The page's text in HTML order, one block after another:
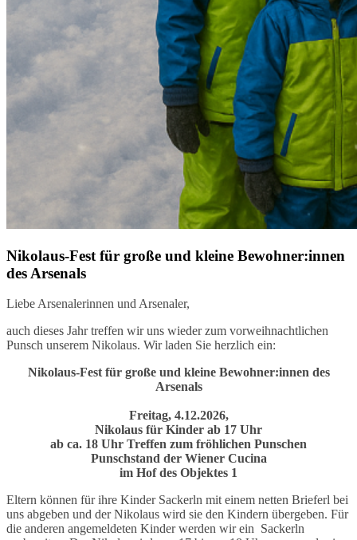
Nikolaus-Fest für große und kleine Bewohner:innen
des Arsenals
Liebe Arsenalerinnen und Arsenaler,
auch dieses Jahr treffen wir uns wieder zum vorweihnachtlichen
Punsch unserem Nikolaus. Wir laden Sie herzlich ein:
Nikolaus-Fest für große und kleine Bewohner:innen des
Arsenals
Freitag, 4.12.2026,
Nikolaus für Kinder ab 17 Uhr
ab ca. 18 Uhr Treffen zum fröhlichen Punschen
Punschstand der Wiener Cucina
im Hof des Objektes 1
Eltern können für ihre Kinder Sackerln mit einem netten Brieferl bei
uns abgeben und der Nikolaus wird sie den Kindern übergeben. Für
die anderen angemeldeten Kinder werden wir ein Sackerln